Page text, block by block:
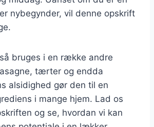
nybegynder, vil denne opskrift
bruges i en række andre
tærter og endda
alsidighed gør den til en
i mange hjem. Lad os
og se, hvordan vi kan